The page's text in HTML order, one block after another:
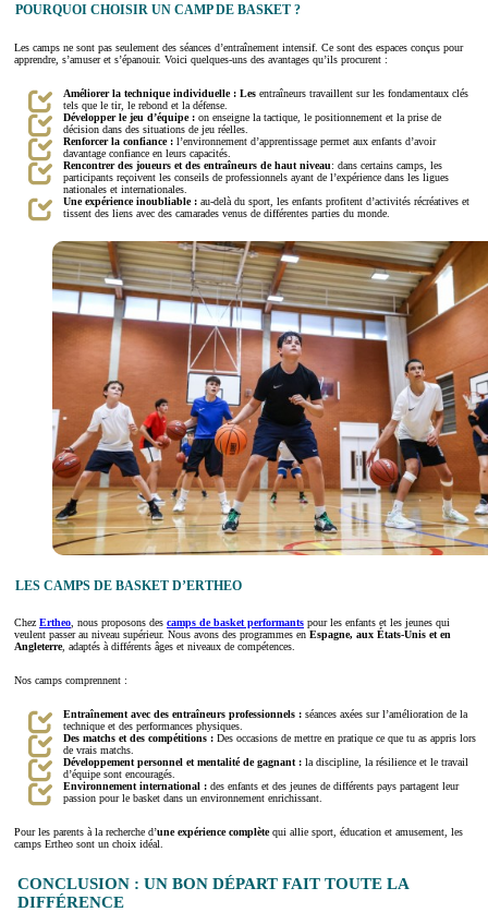
POURQUOI CHOISIR UN CAMP DE BASKET ?
Les camps ne sont pas seulement des séances d’entraînement intensif. Ce sont des espaces conçus pour
apprendre, s’amuser et s’épanouir. Voici quelques-uns des avantages qu’ils procurent :
Améliorer la technique individuelle : Les entraîneurs travaillent sur les fondamentaux clés
tels que le tir, le rebond et la défense.
Développer le jeu d’équipe : on enseigne la tactique, le positionnement et la prise de
décision dans des situations de jeu réelles.
Renforcer la confiance : l’environnement d’apprentissage permet aux enfants d’avoir
davantage confiance en leurs capacités.
Rencontrer des joueurs et des entraîneurs de haut niveau: dans certains camps, les
participants reçoivent les conseils de professionnels ayant de l’expérience dans les ligues
nationales et internationales.
Une expérience inoubliable : au-delà du sport, les enfants profitent d’activités récréatives et
tissent des liens avec des camarades venus de différentes parties du monde.
LES CAMPS DE BASKET D’ERTHEO
Chez Ertheo, nous proposons des camps de basket performants pour les enfants et les jeunes qui
veulent passer au niveau supérieur. Nous avons des programmes en Espagne, aux États-Unis et en
Angleterre, adaptés à différents âges et niveaux de compétences.
Nos camps comprennent :
Entraînement avec des entraîneurs professionnels : séances axées sur l’amélioration de la
technique et des performances physiques.
Des matchs et des compétitions : Des occasions de mettre en pratique ce que tu as appris lors
de vrais matchs.
Développement personnel et mentalité de gagnant : la discipline, la résilience et le travail
d’équipe sont encouragés.
Environnement international : des enfants et des jeunes de différents pays partagent leur
passion pour le basket dans un environnement enrichissant.
Pour les parents à la recherche d’une expérience complètequi allie sport, éducation et amusement, les
camps Ertheo sont un choix idéal.
CONCLUSION : UN BON DÉPART FAIT TOUTE LA
DIFFÉRENCE